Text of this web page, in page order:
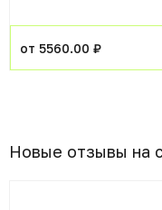
от 5560.00 ₽
Новые отзывы на